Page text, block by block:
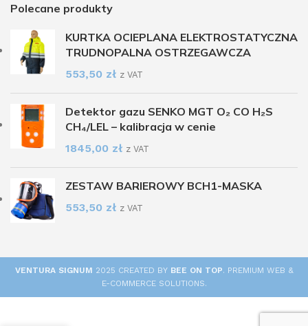
Polecane produkty
KURTKA OCIEPLANA ELEKTROSTATYCZNA
TRUDNOPALNA OSTRZEGAWCZA
553,50 zł z VAT
Detektor gazu SENKO MGT O₂ CO H₂S
CH₄/LEL – kalibracja w cenie
1845,00 zł z VAT
ZESTAW BARIEROWY BCH1-MASKA
553,50 zł z VAT
VENTURA SIGNUM 2025 CREATED BY BEE ON TOP. PREMIUM WEB &
E-COMMERCE SOLUTIONS.